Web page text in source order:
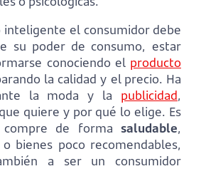
inteligente el consumidor debe
su poder de consumo, estar
conociendo el producto
la calidad y el precio. Ha
la moda y la publicidad,
quiere y por qué lo elige. Es
de forma saludable,
bienes poco recomendables,
a ser un consumidor